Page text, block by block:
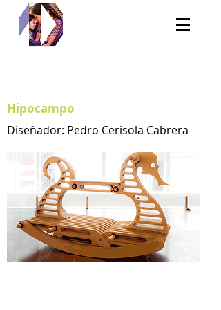
Hipocampo
Diseñador: Pedro Cerisola Cabrera